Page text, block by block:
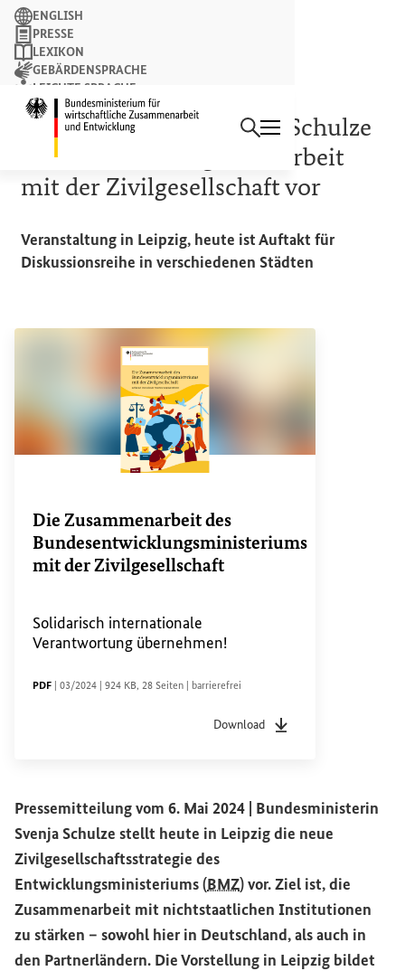
Suchbegriff
Suchen
ENGLISH
PRESSE
LEXIKON
GEBÄRDENSPRACHE
LEICHTE SPRACHE
NEWSLETTER
Entwicklungsministerin Schulze
stellt neue Strategie für Arbeit
mit der Zivilgesellschaft vor
Veranstaltung in Leipzig, heute ist Auftakt für
Diskussionsreihe in verschiedenen Städten
Die Zusammenarbeit des
Bundesentwicklungsministeriums
mit der Zivilgesellschaft
Solidarisch internationale
Verantwortung übernehmen!
DATEITYP
PDF Sachstandsdatum
03/2024 Dateigröße
924 KB, Seiten
28 Seiten Zugänglichkeit
barrierefrei
Download
DateityppdfSachstandsdatum
Pressemitteilung vom 6. Mai 2024 | Bundesministerin
Svenja Schulze stellt heute in Leipzig die neue
Zivilgesellschaftsstrategie des
Entwicklungsministeriums (BMZ) vor. Ziel ist, die
Zusammenarbeit mit nichtstaatlichen Institutionen
zu stärken – sowohl hier in Deutschland, als auch in
den Partnerländern. Die Vorstellung in Leipzig bildet